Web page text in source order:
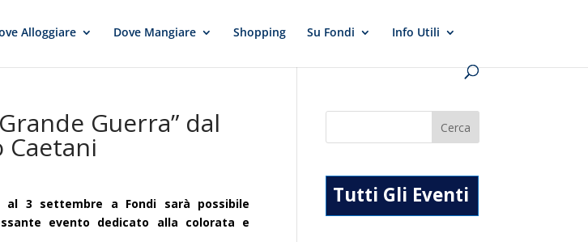
Alloggiare Dove Mangiare Shopping Su Fondi Info Utili
Guerra” dal
Caetani
3 settembre a Fondi sarà possibile
evento dedicato alla colorata e
Tutti Gli Eventi